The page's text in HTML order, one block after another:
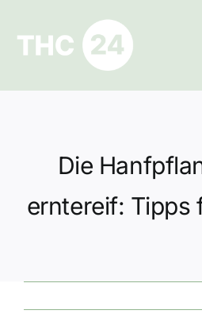
springen
Ratgeber
Datenschutz
Die
erntereif: Tipps